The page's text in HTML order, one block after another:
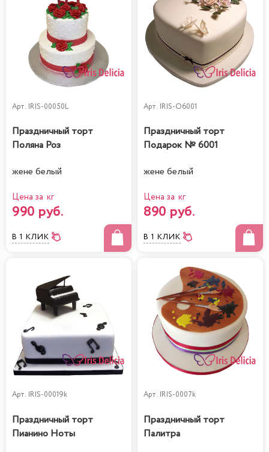
Арт. IRIS-00050L
Праздничный торт
Поляна Роз
жене белый
Цена за кг
990 руб.
В 1 КЛИК
Арт. IRIS-O6001
Праздничный торт
Подарок № 6001
жене белый
Цена за кг
890 руб.
В 1 КЛИК
Арт. IRIS-00019k
Праздничный торт
Пианино Ноты
Арт. IRIS-0007k
Праздничный торт
Палитра